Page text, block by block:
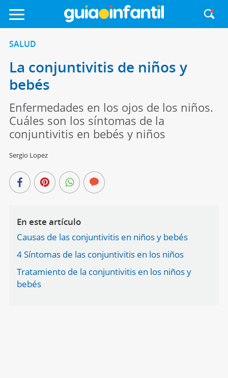
SALUD
La conjuntivitis de niños y
bebés
Enfermedades en los ojos de los niños.
Cuáles son los síntomas de la
conjuntivitis en bebés y niños
Sergio Lopez
En este artículo
Causas de las conjuntivitis en niños y bebés
4 Síntomas de las conjuntivitis en los niños
Tratamiento de la conjuntivitis en los niños y
bebés